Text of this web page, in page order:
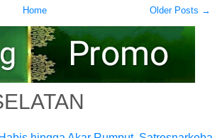
Older Posts →
Home